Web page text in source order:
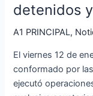
detenidos
A1 PRINCIPAL,
El viernes 12 de
conformado por
ejecutó
buque
de
Armada
del
Ecuador